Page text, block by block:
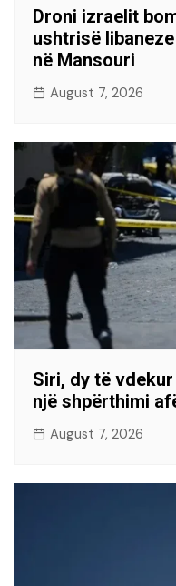
Droni izraelit
ushtrisë
në Mansouri
August 7, 2026
Siri, dy të
një shpërthimi
August 7, 2026